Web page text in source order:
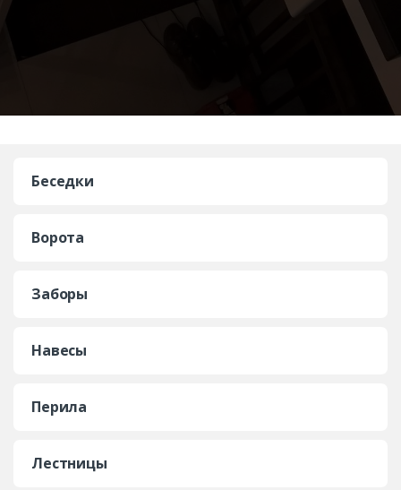
Беседки
Ворота
Заборы
Навесы
Перила
Лестницы